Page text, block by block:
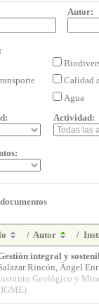
Autor:
Calidad
Agua
Actividad:
/ Autor /
integral y
Rincón, Ángel
Geológico y